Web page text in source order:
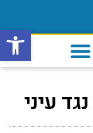
פתח
עיני